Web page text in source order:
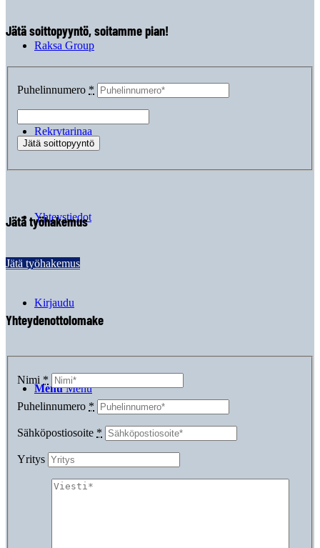
Raksa Group
Rekrytarinaa
Yhteystiedot
Kirjaudu
Menu Menu
Jätä soittopyyntö, soitamme pian!
Puhelinnumero *
Jätä työhakemus
Jätä työhakemus
Yhteydenottolomake
Nimi *
Puhelinnumero *
Sähköpostiosoite *
Yritys